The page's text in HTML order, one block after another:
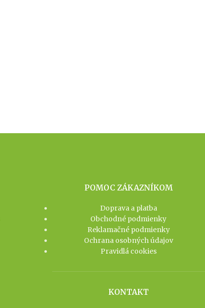
POMOC ZÁKAZNÍKOM
Doprava a platba
Obchodné podmienky
Reklamačné podmienky
Ochrana osobných údajov
Pravidlá cookies
KONTAKT